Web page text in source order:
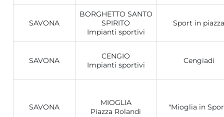
SAVONA
BORGHETTO SANTO
SPIRITO
Impianti sportivi
Sport in piazza
SAVONA
CENGIO
Impianti sportivi
Cengiadi
SAVONA
MIOGLIA
Piazza Rolandi
"Mioglia in